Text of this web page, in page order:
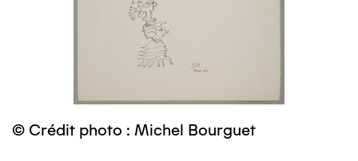
© Crédit photo : Michel Bourguet